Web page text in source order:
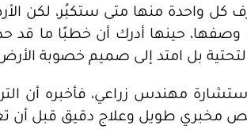
كل واحدة منها متى ستكبُر، لكن
حينها أدرك أن خطبًا ما قد
التحتية بل امتد إلى صميم خصوبة
مهندس زراعي، فأخبره أن
مخبري طويل وعلاج دقيق قبل أن